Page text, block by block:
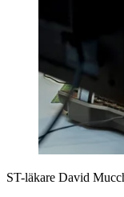
ST-läkare David